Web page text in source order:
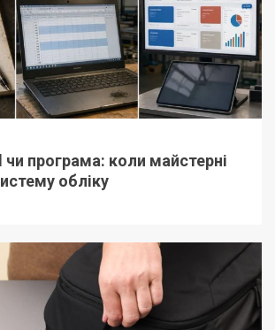
програма: коли майстерні
обліку